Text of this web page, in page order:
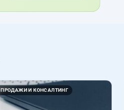
ПРОДАЖИ И КОНСАЛТИНГ